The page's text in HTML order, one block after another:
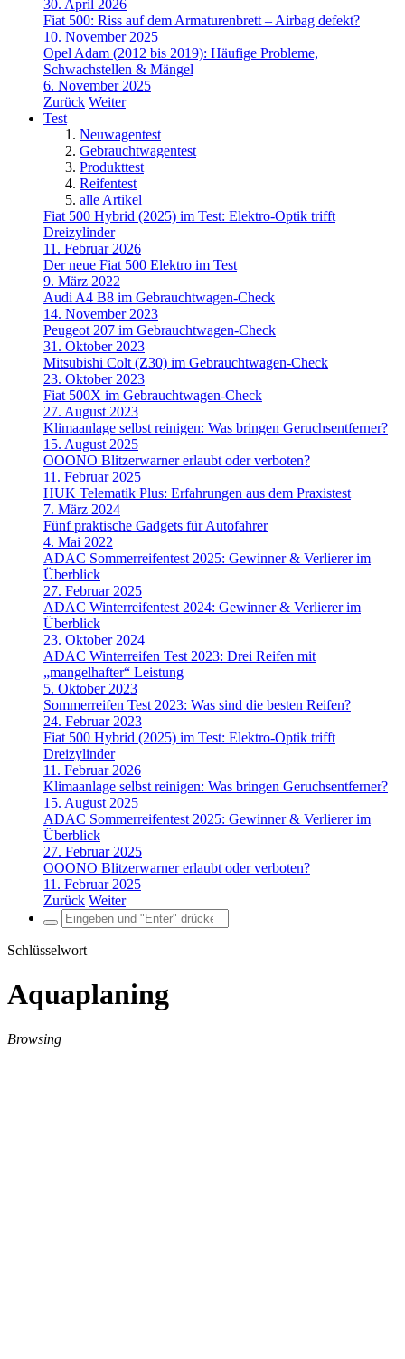
30. April 2026
Fiat 500: Riss auf dem Armaturenbrett – Airbag defekt?
10. November 2025
Opel Adam (2012 bis 2019): Häufige Probleme,
Schwachstellen & Mängel
6. November 2025
Zurück Weiter
Test
Neuwagentest
Gebrauchtwagentest
Produkttest
Reifentest
alle Artikel
Fiat 500 Hybrid (2025) im Test: Elektro-Optik trifft
Dreizylinder
11. Februar 2026
Der neue Fiat 500 Elektro im Test
9. März 2022
Audi A4 B8 im Gebrauchtwagen-Check
14. November 2023
Peugeot 207 im Gebrauchtwagen-Check
31. Oktober 2023
Mitsubishi Colt (Z30) im Gebrauchtwagen-Check
23. Oktober 2023
Fiat 500X im Gebrauchtwagen-Check
27. August 2023
Klimaanlage selbst reinigen: Was bringen Geruchsentferner?
15. August 2025
OOONO Blitzerwarner erlaubt oder verboten?
11. Februar 2025
HUK Telematik Plus: Erfahrungen aus dem Praxistest
7. März 2024
Fünf praktische Gadgets für Autofahrer
4. Mai 2022
ADAC Sommerreifentest 2025: Gewinner & Verlierer im
Überblick
27. Februar 2025
ADAC Winterreifentest 2024: Gewinner & Verlierer im
Überblick
23. Oktober 2024
ADAC Winterreifen Test 2023: Drei Reifen mit
„mangelhafter“ Leistung
5. Oktober 2023
Sommerreifen Test 2023: Was sind die besten Reifen?
24. Februar 2023
Fiat 500 Hybrid (2025) im Test: Elektro-Optik trifft
Dreizylinder
11. Februar 2026
Klimaanlage selbst reinigen: Was bringen Geruchsentferner?
15. August 2025
ADAC Sommerreifentest 2025: Gewinner & Verlierer im
Überblick
27. Februar 2025
OOONO Blitzerwarner erlaubt oder verboten?
11. Februar 2025
Zurück Weiter
Search
for:
Schlüsselwort
Aquaplaning
Browsing